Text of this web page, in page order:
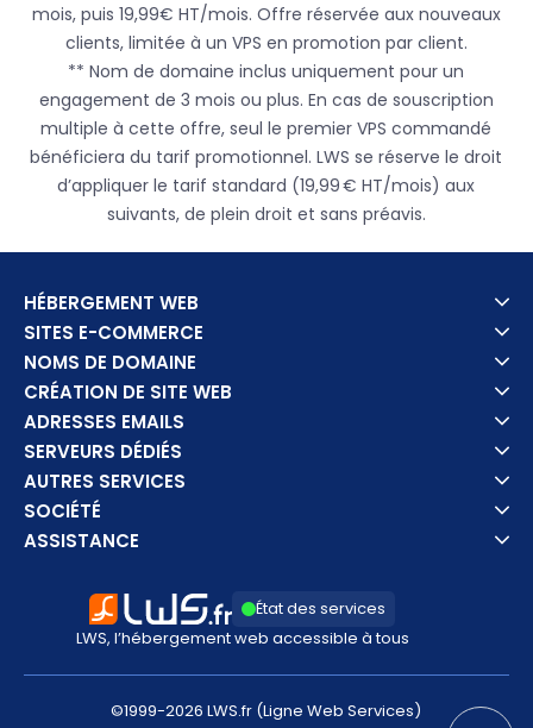
mois, puis 19,99€ HT/mois. Offre réservée aux nouveaux
clients, limitée à un VPS en promotion par client.
** Nom de domaine inclus uniquement pour un
engagement de 3 mois ou plus. En cas de souscription
multiple à cette offre, seul le premier VPS commandé
bénéficiera du tarif promotionnel. LWS se réserve le droit
d’appliquer le tarif standard (19,99 € HT/mois) aux
suivants, de plein droit et sans préavis.
HÉBERGEMENT WEB
SITES E-COMMERCE
NOMS DE DOMAINE
CRÉATION DE SITE WEB
ADRESSES EMAILS
SERVEURS DÉDIÉS
AUTRES SERVICES
SOCIÉTÉ
ASSISTANCE
État des services
LWS, l’hébergement web accessible à tous
©1999-2026 LWS.fr (Ligne Web Services)